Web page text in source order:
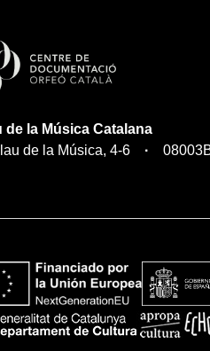
de la Música Catalana
de la Música, 4-6
08003